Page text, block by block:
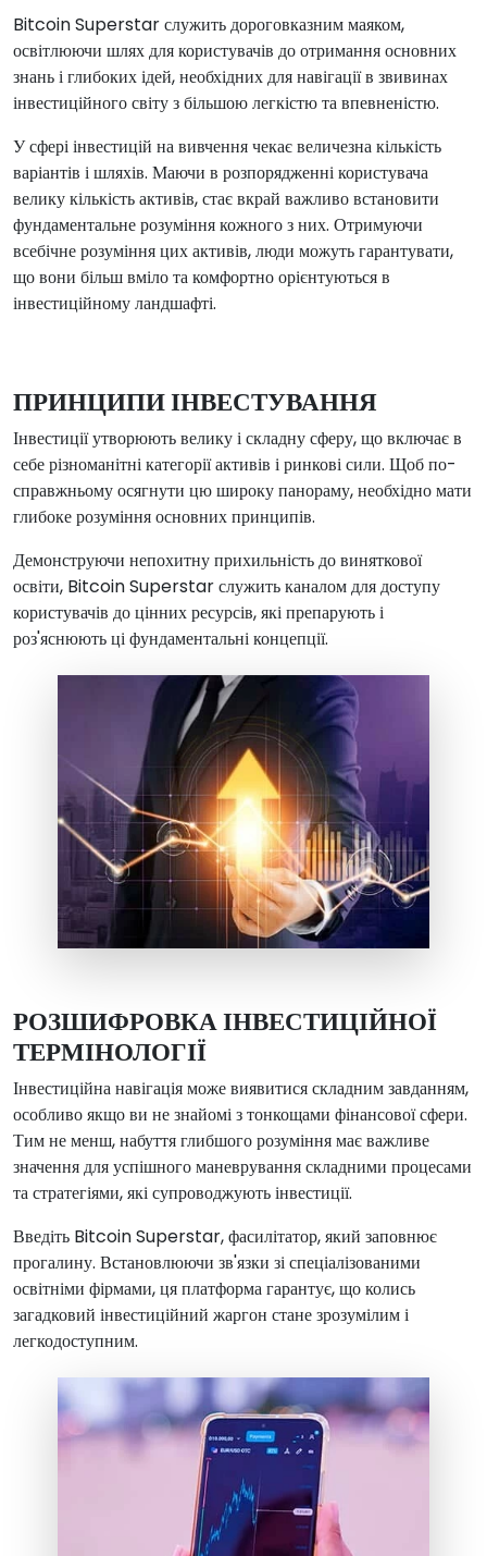
Bitcoin Superstar служить дороговказним маяком,
освітлюючи шлях для користувачів до отримання основних
знань і глибоких ідей, необхідних для навігації в звивинах
інвестиційного світу з більшою легкістю та впевненістю.
У сфері інвестицій на вивчення чекає величезна кількість
варіантів і шляхів. Маючи в розпорядженні користувача
велику кількість активів, стає вкрай важливо встановити
фундаментальне розуміння кожного з них. Отримуючи
всебічне розуміння цих активів, люди можуть гарантувати,
що вони більш вміло та комфортно орієнтуються в
інвестиційному ландшафті.
ПРИНЦИПИ ІНВЕСТУВАННЯ
Інвестиції утворюють велику і складну сферу, що включає в
себе різноманітні категорії активів і ринкові сили. Щоб по-
справжньому осягнути цю широку панораму, необхідно мати
глибоке розуміння основних принципів.
Демонструючи непохитну прихильність до виняткової
освіти, Bitcoin Superstar служить каналом для доступу
користувачів до цінних ресурсів, які препарують і
роз'яснюють ці фундаментальні концепції.
РОЗШИФРОВКА ІНВЕСТИЦІЙНОЇ
ТЕРМІНОЛОГІЇ
Інвестиційна навігація може виявитися складним завданням,
особливо якщо ви не знайомі з тонкощами фінансової сфери.
Тим не менш, набуття глибшого розуміння має важливе
значення для успішного маневрування складними процесами
та стратегіями, які супроводжують інвестиції.
Введіть Bitcoin Superstar, фасилітатор, який заповнює
прогалину. Встановлюючи зв'язки зі спеціалізованими
освітніми фірмами, ця платформа гарантує, що колись
загадковий інвестиційний жаргон стане зрозумілим і
легкодоступним.